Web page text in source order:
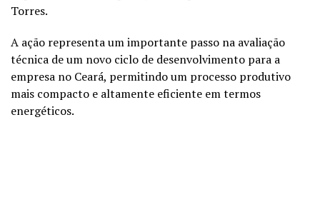
Torres.
A ação representa um importante passo na avaliação
técnica de um novo ciclo de desenvolvimento para a
empresa no Ceará, permitindo um processo produtivo
mais compacto e altamente eficiente em termos
energéticos.